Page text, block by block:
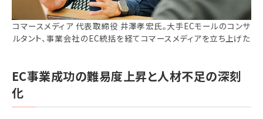
コマースメディア 代表取締役 井澤孝宏氏。大手ECモールのコンサ
ルタント、事業会社のEC統括を経てコマースメディアを立ち上げた
EC事業成功の難易度上昇と人材不足の深刻
化